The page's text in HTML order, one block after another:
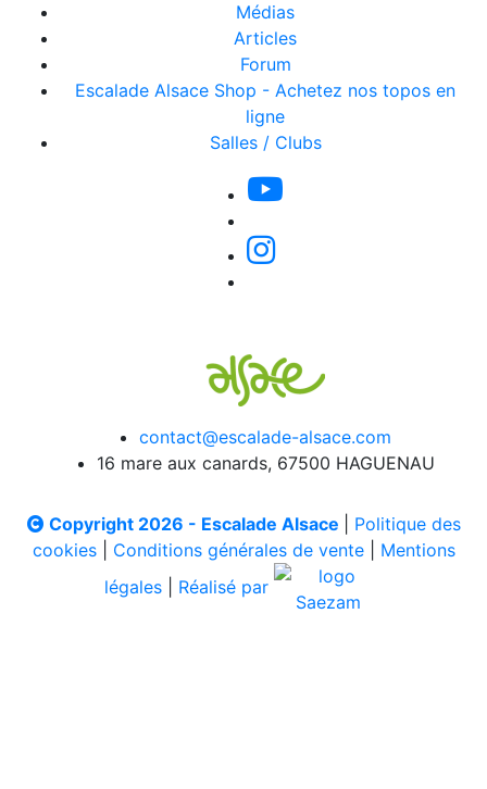
Médias
Articles
Forum
Escalade Alsace Shop - Achetez nos topos en
ligne
Salles / Clubs
contact@escalade-alsace.com
16 mare aux canards, 67500 HAGUENAU
Copyright 2026 - Escalade Alsace
Politique des
cookies| Conditions générales de vente| Mentions
légales
Réalisé par